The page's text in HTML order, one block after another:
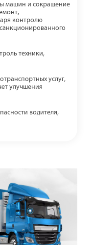
машин и сокращение
контролю
техники,
услуг,
улучшения
водителя,